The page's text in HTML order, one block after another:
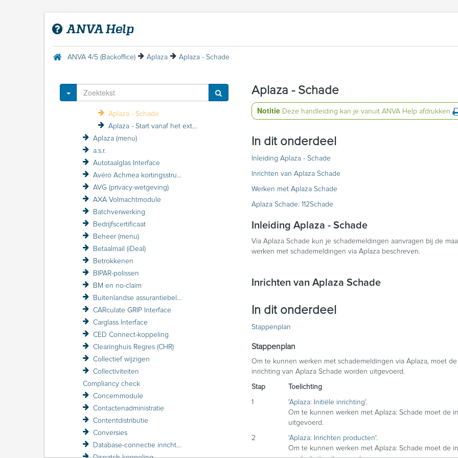
ANVA Help
ANVA 4/5 (Backoffice) Aplaza Aplaza - Schade
Toggle Dropdown
Inleiding Aplaza
Aplaza: Initiële inrichting
Werken met Aplaza
Aplaza - Documenten- en Berichtenservice (DBS)
Aplaza - Schade
Aplaza - Start vanaf het extranet
Aplaza (menu)
a.s.r.
Autotaalglas Interface
Avéro Achmea kortingsstructuur / VZP
AVG (privacy-wetgeving)
AXA Volmachtmodule
Batchverwerking
Bedrijfscertificaat
Beheer (menu)
Betaalmail (iDeal)
Betrokkenen
BIPAR-polissen
BM en no-claim
Buitenlandse assurantiebelasting BAB
CARculate GRIP Interface
Carglass Interface
CED Connect-koppeling
Clearinghuis Regres (CHR)
Collectief wijzigen
Collectiviteiten
Compliancy check
Concernmodule
Contactenadministratie
Contentdistributie
Conversies
Database-connectie inrichten
Aplaza - Schade
Notitie Deze handleiding kan je vanuit ANVA Help afdrukken
In dit onderdeel
Inleiding Aplaza - Schade
Inrichten van Aplaza Schade
Werken met Aplaza Schade
Aplaza Schade: 112Schade
Inleiding Aplaza - Schade
Via Aplaza Schade kun je schademeldingen aanvragen bij de
werken met schademeldingen via Aplaza beschreven.
Inrichten van Aplaza Schade
In dit onderdeel
Stappenplan
Stappenplan
Om te kunnen werken met schademeldingen via Aplaza, moet
inrichting van Aplaza Schade worden uitgevoerd.
Stap Toelichting
1 'Aplaza: Initiële inrichting'.
Om te kunnen werken met Aplaza: Schade moet de
uitgevoerd.
2 'Aplaza: Inrichten producten'.
Om te kunnen werken met Aplaza: Schade moet de